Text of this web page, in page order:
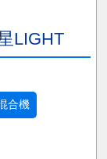
LIGHT
合機